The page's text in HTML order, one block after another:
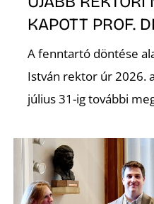
KAPOTT PROF.
A fenntartó döntése
István rektor úr 2026.
július 31-ig további